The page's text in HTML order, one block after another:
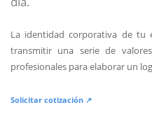
La identidad corporativa de tu
transmitir una serie de
profesionales para elaborar un
Solicitar cotización ↗